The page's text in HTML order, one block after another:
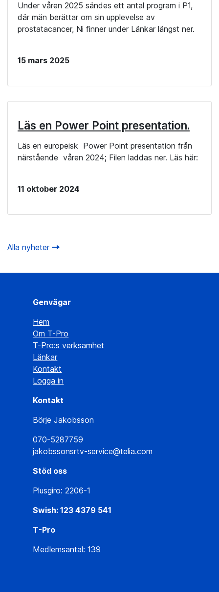
Under våren 2025 sändes ett antal program i P1,
där män berättar om sin upplevelse av
prostatacancer, Ni finner under Länkar längst ner.
15 mars 2025
Läs en Power Point presentation.
Läs en europeisk Power Point presentation från
närstående våren 2024; Filen laddas ner. Läs här:
11 oktober 2024
Alla nyheter
Genvägar
Hem
Om T-Pro
T-Pro:s verksamhet
Länkar
Kontakt
Logga in
Kontakt
Börje Jakobsson
070-5287759
jakobssonsrtv-service@telia.com
Stöd oss
Plusgiro: 2206-1
Swish: 123 4379 541
T-Pro
Medlemsantal: 139